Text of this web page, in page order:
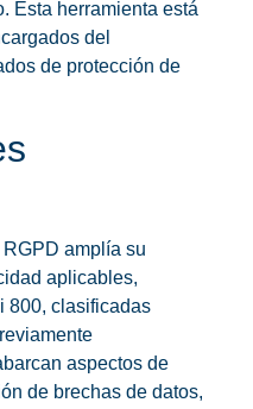
Esta herramienta está
del
de protección de
amplía su
aplicables,
800, clasificadas
aspectos de
de brechas de datos,